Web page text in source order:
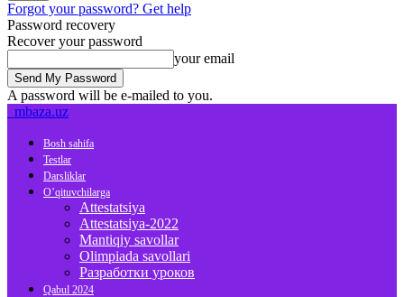
Forgot your password? Get help
Password recovery
Recover your password
your email
A password will be e-mailed to you.
mbaza.uz
Bosh sahifa
Testlar
Darsliklar
O’qituvchilarga
Attestatsiya
Attestatsiya-2022
Mantiqiy savollar
Olimpiada savollari
Разработки уроков
Qabul 2024